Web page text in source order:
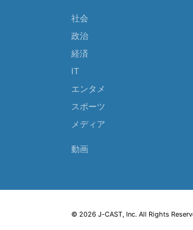
社会
政治
経済
IT
エンタメ
スポーツ
メディア
動画
© 2026 J-CAST, Inc. All Rights